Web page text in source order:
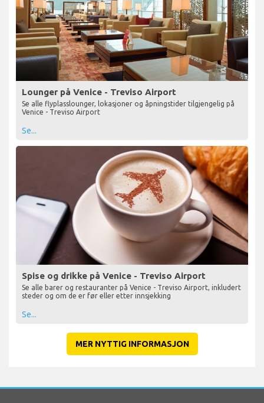
Lounger på Venice - Treviso Airport
Se alle flyplasslounger, lokasjoner og åpningstider tilgjengelig på
Venice - Treviso Airport
Se...
Spise og drikke på Venice - Treviso Airport
Se alle barer og restauranter på Venice - Treviso Airport, inkludert
steder og om de er før eller etter innsjekking
Se...
MER NYTTIG INFORMASJON